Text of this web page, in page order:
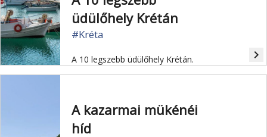
üdülőhely Krétán
#Kréta
A 10 legszebb üdülőhely Krétán. navigate_next
A kazarmai mükénéi
híd